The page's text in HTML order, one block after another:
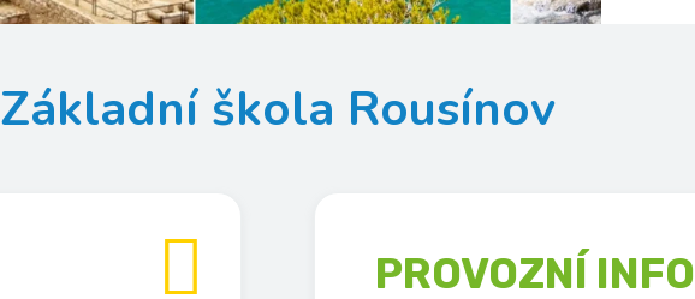
Základní škola Rousínov
 PROVOZNÍ INFO